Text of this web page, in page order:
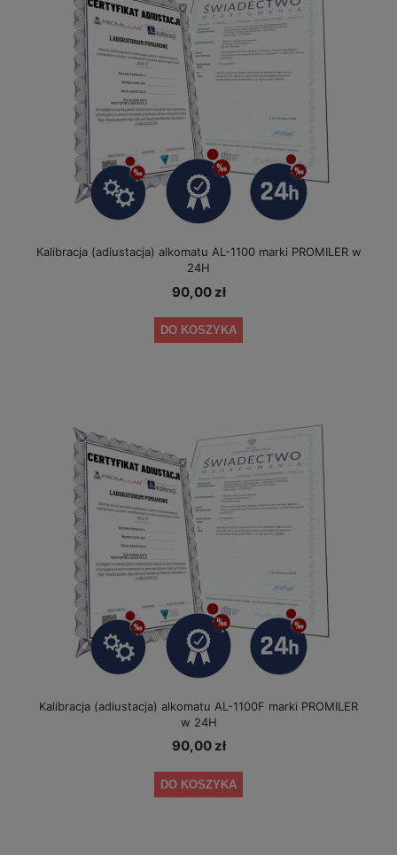
Kalibracja (adiustacja) alkomatu AL-1100 marki PROMILER w
24H
90,00 zł
DO KOSZYKA
Kalibracja (adiustacja) alkomatu AL-1100F marki PROMILER
w 24H
90,00 zł
DO KOSZYKA